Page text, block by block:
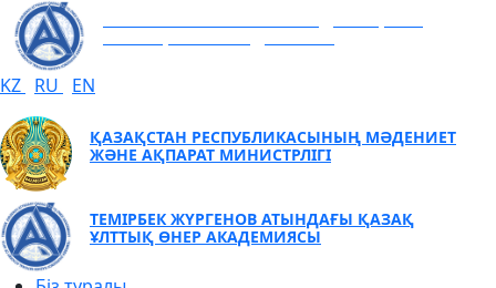
KZ RU EN
ҚАЗАҚСТАН РЕСПУБЛИКАСЫНЫҢ МӘДЕНИЕТ
ЖӘНЕ АҚПАРАТ МИНИСТРЛІГІ
ТЕМІРБЕК ЖҮРГЕНОВ АТЫНДАҒЫ ҚАЗАҚ
ҰЛТТЫҚ ӨНЕР АКАДЕМИЯСЫ